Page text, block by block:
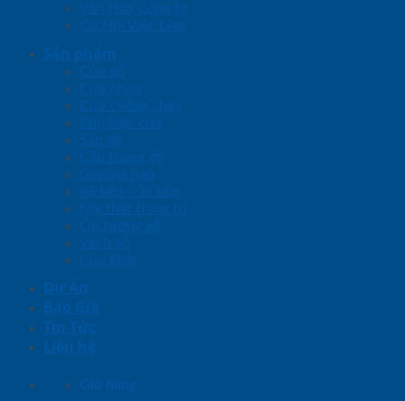
Văn Hóa Công ty
Cơ Hội Việc Làm
Sản phẩm
Cửa gỗ
Cửa nhựa
Cửa chống cháy
Phụ kiện cửa
Sàn gỗ
Cầu thang gỗ
Giường ngủ
Kệ bếp – Tủ bếp
Nội thất trang trí
Ốp tường gỗ
Vách gỗ
Cửa kính
Dự Án
Báo Giá
Tin Tức
Liên hệ
Giỏ hàng